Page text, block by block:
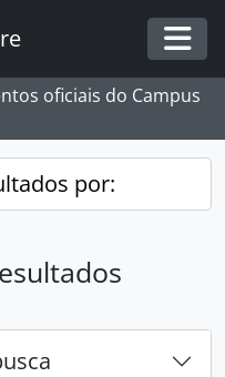
oficiais do Campus
por: